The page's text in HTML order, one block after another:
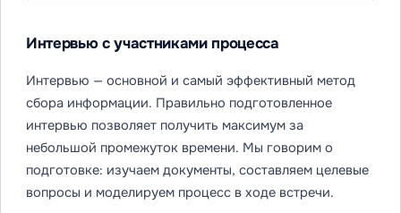
Интервью с участниками процесса
Интервью — основной и самый эффективный метод
сбора информации. Правильно подготовленное
интервью позволяет получить максимум за
небольшой промежуток времени. Мы говорим о
подготовке: изучаем документы, составляем целевые
вопросы и моделируем процесс в ходе встречи.